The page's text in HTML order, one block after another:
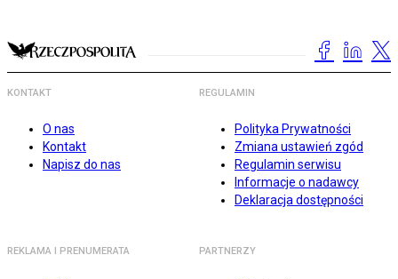
KONTAKT
O nas
Kontakt
Napisz do nas
REGULAMIN
Polityka Prywatności
Zmiana ustawień zgód
Regulamin serwisu
Informacje o nadawcy
Deklaracja dostępności
REKLAMA I PRENUMERATA PARTNERZY